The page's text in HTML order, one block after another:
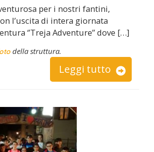
per i nostri fantini,
l’uscita di intera giornata
‘’Treja Adventure’’ dove […]
della struttura.
Leggi tutto